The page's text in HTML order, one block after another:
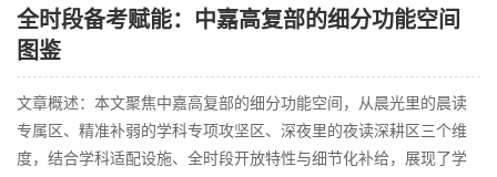
全时段备考赋能：中嘉高复部的细分功能空间
图鉴​
文章概述：本文聚焦中嘉高复部的细分功能空间，从晨光里的晨读
专属区、精准补弱的学科专项攻坚区、深夜里的夜读深耕区三个维
度，结合学科适配设施、全时段开放特性与细节化补给，展现了学